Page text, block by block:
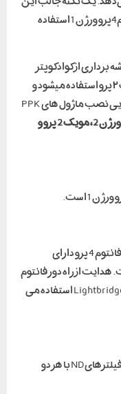
است که می توانید از پروانه های v2 درفانتوم4پرو ورژن 1 استفاده
از کوادکوپتر
هایی قدرتمندی همچون فانتوم ۴ و مویک ۲ پرو استفاده میشود و
یکی از ملزومات برای نقشه برداری های هوایی نصب ماژول های PPK
فانتوم 4 پرو ورژن 2، مویک 2 پرو و
کنترل از راه دور Phantom 4 Pro V2.0 مانند فانتوم 4 پرو دارای
گیگاهرتز است. هدایت از راه دور فانتوم
4 پرو ورژن 2با Phantom 4 Pro که از انتقال Lightbridge استفاده می
سایر لوازم جانبی مانند باتری ها، شارژرها و فیلترهای ND با هر دو